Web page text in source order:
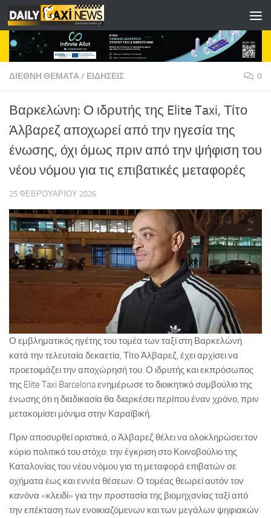
Skip to content
ΔΙΕΘΝΗ ΘΕΜΑΤΑ/ ΕΙΔΗΣΕΙΣ 0
Βαρκελώνη: Ο ιδρυτής της Elite Taxi, Τίτο
Άλβαρεζ αποχωρεί από την ηγεσία της
ένωσης, όχι όμως πριν από την ψήφιση του
νέου νόμου για τις επιβατικές μεταφορές​
25 ΦΕΒΡΟΥΑΡΊΟΥ 2026
Ο εμβληματικός ηγέτης του τομέα των ταξί στη Βαρκελώνη
κατά την τελευταία δεκαετία, Τίτο Άλβαρεζ, έχει αρχίσει να
προετοιμάζει την αποχώρησή του. Ο ιδρυτής και εκπρόσωπος
της Elite Taxi Barcelona ενημέρωσε το διοικητικό συμβούλιο της
ένωσης ότι η διαδικασία θα διαρκέσει περίπου έναν χρόνο, πριν
μετακομίσει μόνιμα στην Καραϊβική.
Πριν αποσυρθεί οριστικά, ο Άλβαρεζ θέλει να ολοκληρώσει τον
κύριο πολιτικό του στόχο: την έγκριση στο Κοινοβούλιο της
Καταλονίας του νέου νόμου για τη μεταφορά επιβατών σε
οχήματα έως και εννέα θέσεων. Ο τομέας θεωρεί αυτόν τον
κανόνα «κλειδί» για την προστασία της βιομηχανίας ταξί από
την επέκταση των ενοικιαζόμενων και των μεγάλων ψηφιακών